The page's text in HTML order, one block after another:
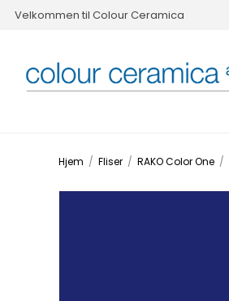
Velkommen til Colour Ceramica
Hjem / Fliser / RAKO Color One /